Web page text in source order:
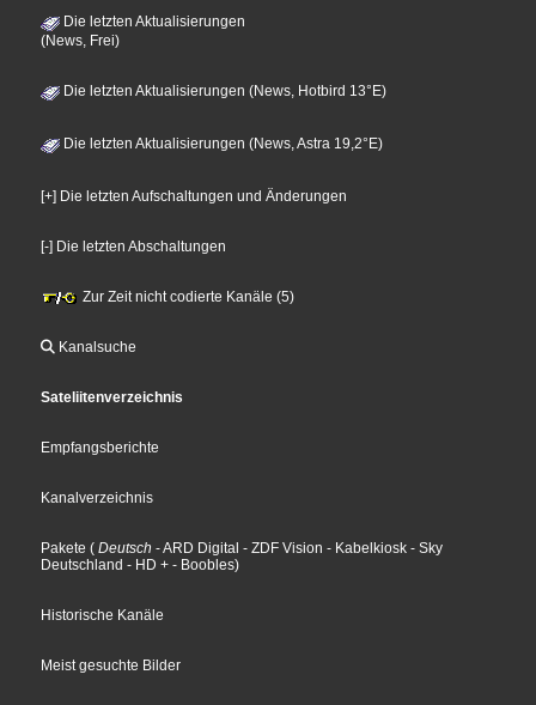
Die letzten Aktualisierungen
(News, Frei)
Die letzten Aktualisierungen (News, Hotbird 13°E)
Die letzten Aktualisierungen (News, Astra 19,2°E)
[+] Die letzten Aufschaltungen und Änderungen
[-] Die letzten Abschaltungen
Zur Zeit nicht codierte Kanäle (5)
Kanalsuche
Sateliitenverzeichnis
Empfangsberichte
Kanalverzeichnis
Pakete ( Deutsch - ARD Digital - ZDF Vision - Kabelkiosk - Sky
Deutschland - HD + - Boobles)
Historische Kanäle
Meist gesuchte Bilder